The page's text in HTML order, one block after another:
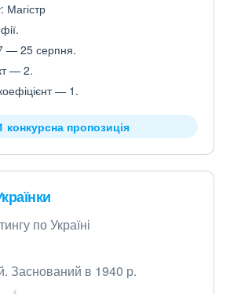
Магістр
— 25 серпня.
— 2.
— 1.
конкурсна пропозиція
по Україні
Заснований в 1940 р.